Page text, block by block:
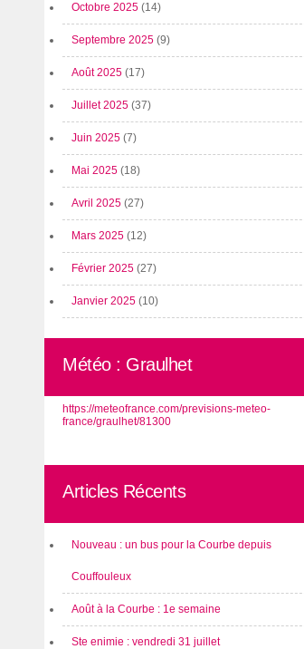
Octobre 2025 (14)
Septembre 2025 (9)
Août 2025 (17)
Juillet 2025 (37)
Juin 2025 (7)
Mai 2025 (18)
Avril 2025 (27)
Mars 2025 (12)
Février 2025 (27)
Janvier 2025 (10)
Météo : Graulhet
https://meteofrance.com/previsions-meteo-
france/graulhet/81300
Articles Récents
Nouveau : un bus pour la Courbe depuis
Couffouleux
Août à la Courbe : 1e semaine
Ste enimie : vendredi 31 juillet